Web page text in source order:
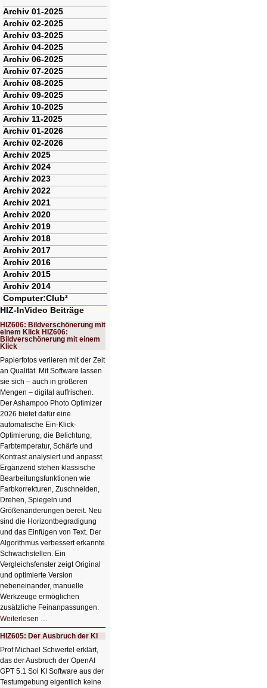
Navigation
überspringen
Archiv 01-2025
Archiv 02-2025
Archiv 03-2025
Archiv 04-2025
Archiv 06-2025
Archiv 07-2025
Archiv 08-2025
Archiv 09-2025
Archiv 10-2025
Archiv 11-2025
Archiv 01-2026
Archiv 02-2026
Archiv 2025
Archiv 2024
Archiv 2023
Archiv 2022
Archiv 2021
Archiv 2020
Archiv 2019
Archiv 2018
Archiv 2017
Archiv 2016
Archiv 2015
Archiv 2014
Computer:Club²
HIZ-InVideo Beiträge
HIZ606: Bildverschönerung mit
einem Klick HIZ606:
Bildverschönerung mit einem
Klick
Papierfotos verlieren mit der Zeit
an Qualität. Mit Software lassen
sie sich – auch in größeren
Mengen – digital auffrischen.
Der Ashampoo Photo Optimizer
2026 bietet dafür eine
automatische Ein-Klick-
Optimierung, die Belichtung,
Farbtemperatur, Schärfe und
Kontrast analysiert und anpasst.
Ergänzend stehen klassische
Bearbeitungsfunktionen wie
Farbkorrekturen, Zuschneiden,
Drehen, Spiegeln und
Größenänderungen bereit. Neu
sind die Horizontbegradigung
und das Einfügen von Text. Der
Algorithmus verbessert erkannte
Schwachstellen. Ein
Vergleichsfenster zeigt Original
und optimierte Version
nebeneinander, manuelle
Werkzeuge ermöglichen
zusätzliche Feinanpassungen.
Weiterlesen …
Bildverschönerung
mit
einem
Klick
HIZ606:
Bildverschönerung
mit
einem
Klick
HIZ605: Der Ausbruch der KI
Prof Michael Schwertel erklärt,
das der Ausbruch der OpenAI
GPT 5.1 Sol KI Software aus der
Testumgebung eigentlich keine